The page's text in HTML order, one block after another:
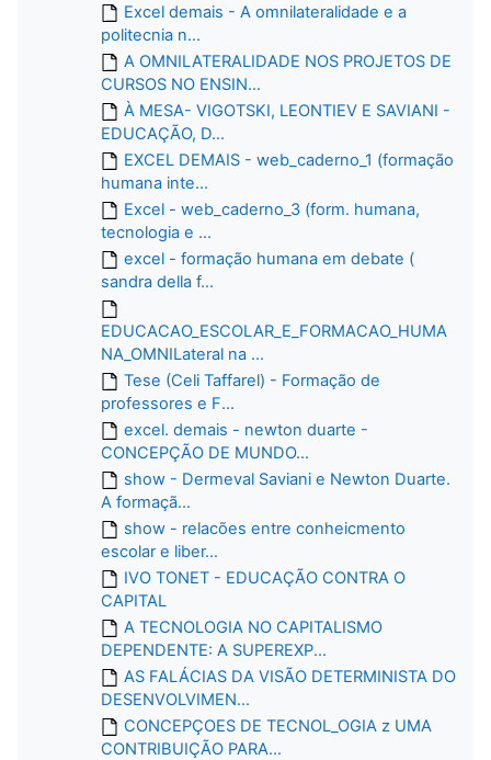
Excel demais - A omnilateralidade e a
politecnia n...
A OMNILATERALIDADE NOS PROJETOS DE
CURSOS NO ENSIN...
À MESA- VIGOTSKI, LEONTIEV E SAVIANI -
EDUCAÇÃO, D...
EXCEL DEMAIS - web_caderno_1 (formação
humana inte...
Excel - web_caderno_3 (form. humana,
tecnologia e ...
excel - formação humana em debate (
sandra della f...
EDUCACAO_ESCOLAR_E_FORMACAO_HUMA
NA_OMNILateral na ...
Tese (Celi Taffarel) - Formação de
professores e F...
excel. demais - newton duarte -
CONCEPÇÃO DE MUNDO...
show - Dermeval Saviani e Newton Duarte.
A formaçã...
show - relacões entre conheicmento
escolar e liber...
IVO TONET - EDUCAÇÃO CONTRA O
CAPITAL
A TECNOLOGIA NO CAPITALISMO
DEPENDENTE: A SUPEREXP...
AS FALÁCIAS DA VISÃO DETERMINISTA DO
DESENVOLVIMEN...
CONCEPÇOES DE TECNOL_OGIA z UMA
CONTRIBUIÇÃO PARA...